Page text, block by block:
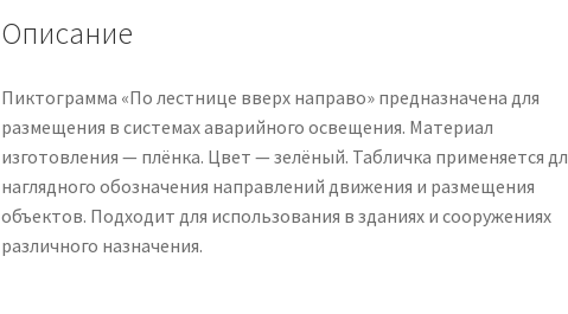
Описание
Пиктограмма «По лестнице вверх направо» предназначена для
размещения в системах аварийного освещения. Материал
изготовления — плёнка. Цвет — зелёный. Табличка применяется
наглядного обозначения направлений движения и размещения
объектов. Подходит для использования в зданиях и сооружениях
различного назначения.